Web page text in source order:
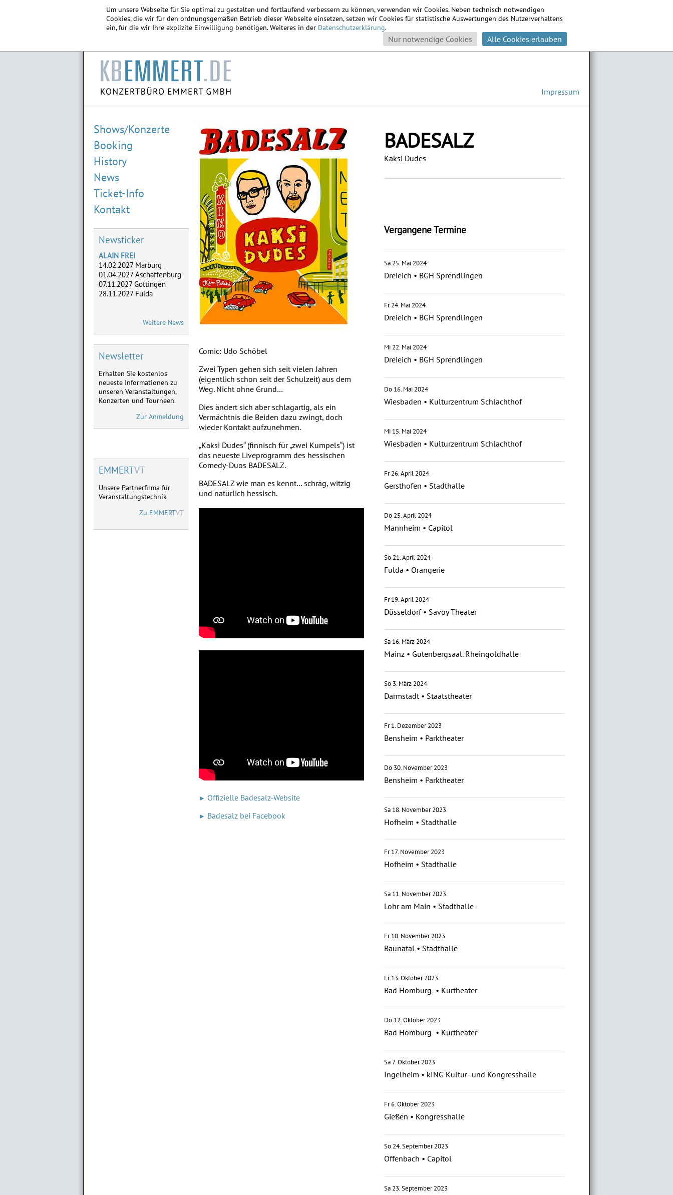
Um unsere Webseite für Sie optimal zu gestalten und fortlaufend verbessern zu können, verwenden wir Cookies. Neben technisch notwendigen
Cookies, die wir für den ordnungsgemäßen Betrieb dieser Webseite einsetzen, setzen wir Cookies für statistische Auswertungen des Nutzerverhaltens
ein, für die wir Ihre explizite Einwilligung benötigen. Weiteres in der Datenschutzerklärung.
Nur notwendige Cookies Alle Cookies erlauben
Impressum
Shows/Konzerte
Booking
History
News
Ticket-Info
Kontakt
Newsticker
ALAIN FREI
14.02.2027 Marburg
01.04.2027 Aschaffenburg
ADLERHERZEN
05.-07.05. Dreieich,
02.-04.06. Frankfurt,
28.-29.08. Marburg,
18.-19.09. Limburg
Neu im Vorverkauf:
28.01.2027 Limburg,
11.02.2027 Frankfurt,
03.04.2027 Marburg
MICHAEL MITTERMEIER
Neu im Vorverkauf:
08.09.2027 Limburg
09.09.2027 Göttingen
Weitere News
Newsletter
Erhalten Sie kostenlos
neueste Informationen zu
unseren Veranstaltungen,
Konzerten und Tourneen.
Zur Anmeldung
EMMERTVT
Unsere Partnerfirma für
Veranstaltungstechnik
Zu EMMERTVT
BADESALZ
Kaksi Dudes
Vergangene Termine
Sa 25. Mai 2024
Dreieich • BGH Sprendlingen
Fr 24. Mai 2024
Dreieich • BGH Sprendlingen
Mi 22. Mai 2024
Dreieich • BGH Sprendlingen
Do 16. Mai 2024
Wiesbaden • Kulturzentrum Schlachthof
Mi 15. Mai 2024
Wiesbaden • Kulturzentrum Schlachthof
Fr 26. April 2024
Gersthofen • Stadthalle
Do 25. April 2024
Mannheim • Capitol
So 21. April 2024
Fulda • Orangerie
Fr 19. April 2024
Düsseldorf• Savoy Theater
Sa 16. März 2024
Mainz • Gutenbergsaal. Rheingoldhalle
So 3. März 2024
Darmstadt• Staatstheater
Fr 1. Dezember 2023
Bensheim • Parktheater
Do 30. November 2023
Bensheim • Parktheater
Sa 18. November 2023
Hofheim • Stadthalle
Fr 17. November 2023
Hofheim • Stadthalle
Sa 11. November 2023
Lohr am Main • Stadthalle
Fr 10. November 2023
Baunatal • Stadthalle
Fr 13. Oktober 2023
Bad Homburg • Kurtheater
Do 12. Oktober 2023
Bad Homburg • Kurtheater
Sa 7. Oktober 2023
Ingelheim • kING Kultur- und Kongresshalle
Fr 6. Oktober 2023
Gießen • Kongresshalle
So 24. September 2023
Offenbach • Capitol
Sa 23. September 2023
Comic: Udo Schöbel
Zwei Typen gehen sich seit vielen Jahren
(eigentlich schon seit der Schulzeit) aus dem
Weg. Nicht ohne Grund…
Dies ändert sich aber schlagartig, als ein
Vermächtnis die Beiden dazu zwingt, doch
wieder Kontakt aufzunehmen.
„Kaksi Dudes“ (finnisch für „zwei Kumpels“) ist
das neueste Liveprogramm des hessischen
Comedy-Duos BADESALZ.
BADESALZ wie man es kennt… schräg, witzig
und natürlich hessisch.
► Offizielle Badesalz-Website
► Badesalz bei Facebook